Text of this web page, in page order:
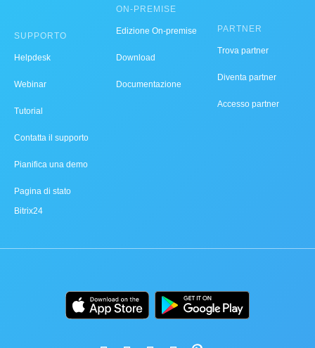
SUPPORTO
Helpdesk
Webinar
Tutorial
Contatta il supporto
Pianifica una demo
Pagina di stato
Bitrix24
ON-PREMISE
Edizione On-premise
Download
Documentazione
PARTNER
Trova partner
Diventa partner
Accesso partner